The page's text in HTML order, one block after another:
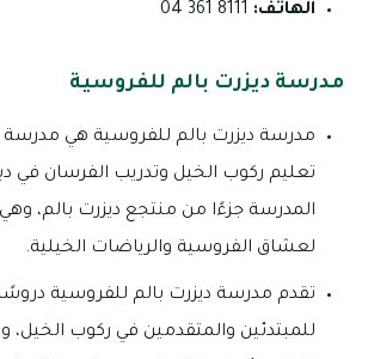
الهاتف:
مدرسة ديزرت بالم للفروسية
مدرسة ديزرت بالم للفروسية هي
تعليم ركوب الخيل وتدريب الفرسان في
المدرسة جزءًا من منتجع ديزرت بالم،
لعشاق الفروسية والرياضات الخيلية.
تقدم مدرسة ديزرت بالم للفروسية
للمبتدئين والمتقدمين في ركوب الخيل،